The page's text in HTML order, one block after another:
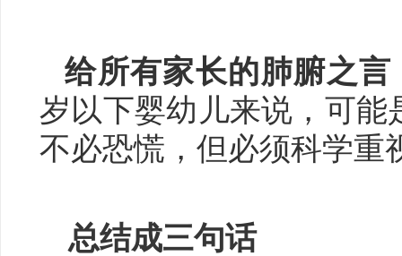
给所有家长的肺腑之言
岁以下婴幼儿来说，可
不必恐慌，但必须科学重
总结成三句话